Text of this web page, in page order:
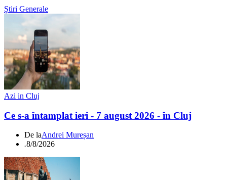
Știri Generale
Azi in Cluj
Ce s-a întamplat ieri - 7 august 2026 - în Cluj
De laAndrei Mureșan
.8/8/2026